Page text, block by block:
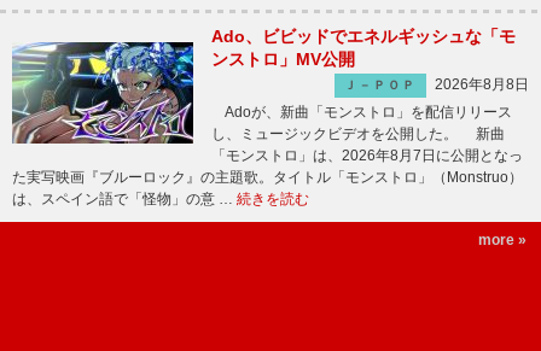
Ado、ビビッドでエネルギッシュな「モ
ンストロ」MV公開
Ｊ－ＰＯＰ
2026年8月8日
Adoが、新曲「モンストロ」を配信リリース
し、ミュージックビデオを公開した。 新曲
「モンストロ」は、2026年8月7日に公開となっ
た実写映画『ブルーロック』の主題歌。タイトル「モンストロ」（Monstruo）
は、スペイン語で「怪物」の意 … 続きを読む
more »